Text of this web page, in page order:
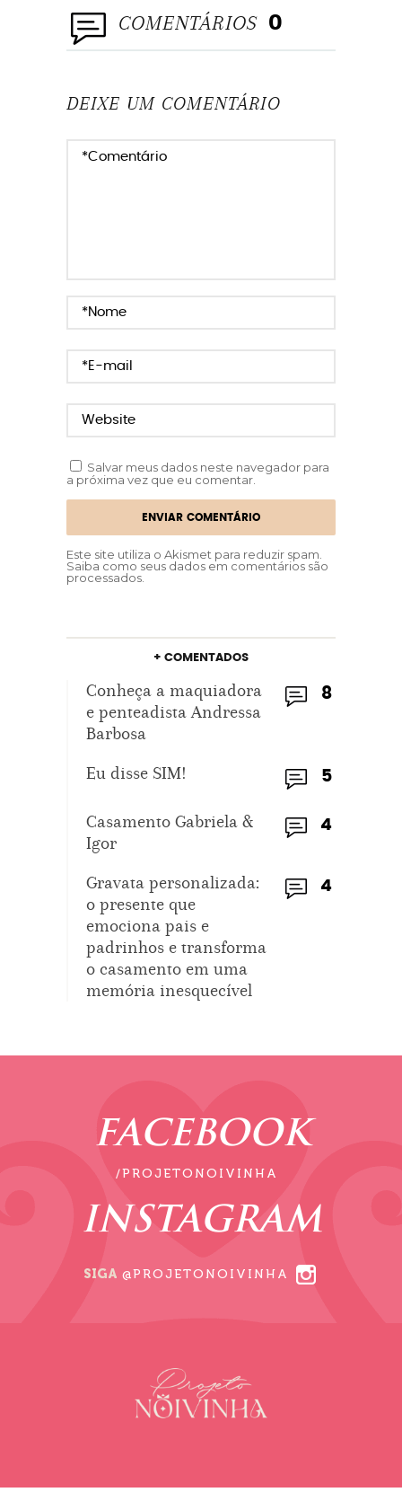
COMENTÁRIOS 0
DEIXE UM COMENTÁRIO
Salvar meus dados neste navegador para
a próxima vez que eu comentar.
Este site utiliza o Akismet para reduzir spam.
Saiba como seus dados em comentários são
processados
+ COMENTADOS
8
Conheça a maquiadora
e penteadista Andressa
Barbosa
5
Eu disse SIM!
4
Casamento Gabriela &
Igor
4
Gravata personalizada:
o presente que
emociona pais e
padrinhos e transforma
o casamento em uma
memória inesquecível
FACEBOOK
/PROJETONOIVINHA
INSTAGRAM
SIGA @PROJETONOIVINHA